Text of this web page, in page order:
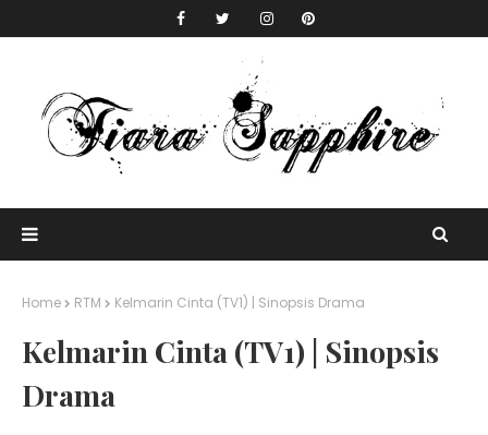
Home RTM Kelmarin Cinta (TV1) | Sinopsis Drama
Kelmarin Cinta (TV1) | Sinopsis
Drama